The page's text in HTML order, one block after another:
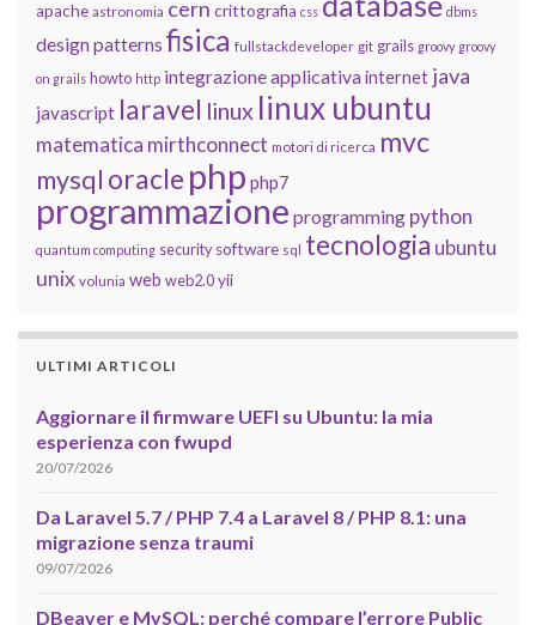
apache astronomia cern crittografia css dbms
design patterns fisica fullstackdeveloper git grails groovy groovy
on grails howto http integrazione applicativainternet java
javascript laravel linux linux ubuntu
matematica mirthconnect motori di ricerca mvc
mysql oracle php php7
programmazione programming python
quantum computing security software sql tecnologia ubuntu
unix volunia web web2.0 yii
ULTIMI ARTICOLI
Aggiornare il firmware UEFI su Ubuntu: la mia
esperienza con fwupd
20/07/2026
Da Laravel 5.7 / PHP 7.4 a Laravel 8 / PHP 8.1: una
migrazione senza traumi
09/07/2026
DBeaver e MySQL: perché compare l’errore Public